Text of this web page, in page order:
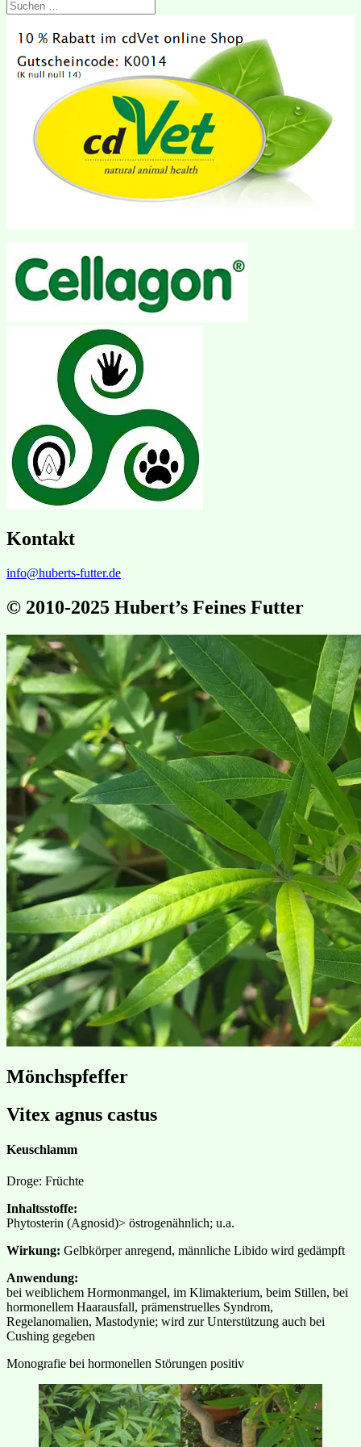
Suchen
nach:
Kontakt
info@huberts-futter.de
© 2010-2025 Hubert’s Feines Futter
Mönchspfeffer
Vitex agnus castus
Keuschlamm
Droge: Früchte
Inhaltsstoffe:
Phytosterin (Agnosid)> östrogenähnlich; u.a.
Wirkung: Gelbkörper anregend, männliche Libido wird gedämpft
Anwendung:
bei weiblichem Hormonmangel, im Klimakterium, beim Stillen, bei
hormonellem Haarausfall, prämenstruelles Syndrom,
Regelanomalien, Mastodynie; wird zur Unterstützung auch bei
Cushing gegeben
Monografie bei hormonellen Störungen positiv